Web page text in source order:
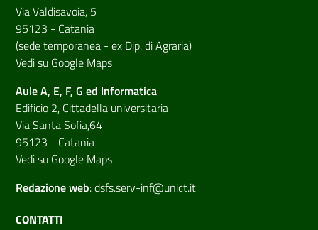
Via Valdisavoia, 5
95123 - Catania
(sede temporanea - ex Dip. di Agraria)
Vedi su Google Maps
Aule A, E, F, G ed Informatica
Edificio 2, Cittadella universitaria
Via Santa Sofia,64
95123 - Catania
Vedi su Google Maps
Redazione web:dsfs.serv-inf@unict.it
CONTATTI